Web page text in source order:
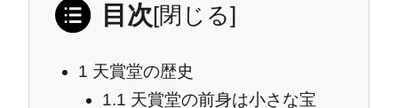
目次[閉じる]
1 天賞堂の歴史
1.1 天賞堂の前身は小さな宝